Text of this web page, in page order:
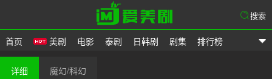
首页 美剧 电影 泰剧 日韩剧 剧集 排行榜
搜索
详细 魔幻/科幻